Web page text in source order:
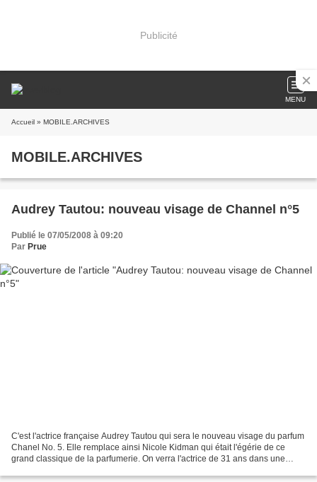
Publicité
MENU
Accueil » MOBILE.ARCHIVES
MOBILE.ARCHIVES
Audrey Tautou: nouveau visage de Channel n°5
Publié le 07/05/2008 à 09:20
Par Prue
C'est l'actrice française Audrey Tautou qui sera le nouveau visage du parfum
Chanel No. 5. Elle remplace ainsi Nicole Kidman qui était l'égérie de ce
grand classique de la parfumerie. On verra l'actrice de 31 ans dans une